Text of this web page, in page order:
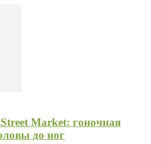
Market: гоночная
до ног